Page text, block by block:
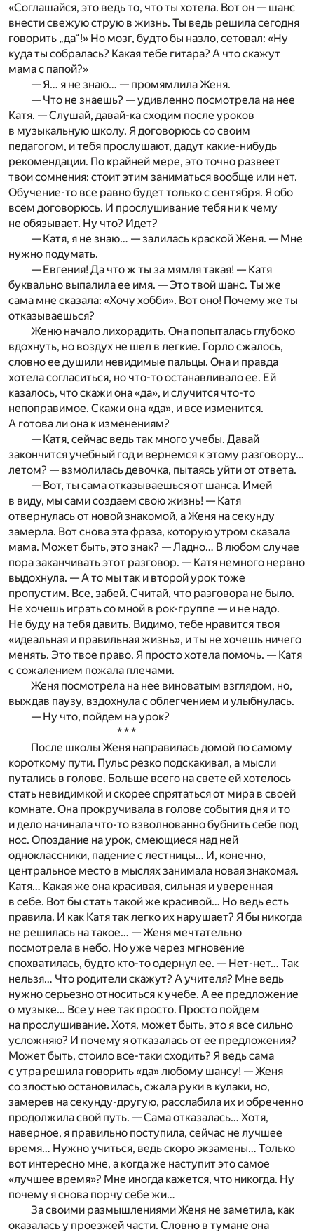
«Соглашайся, это ведь то, что ты хотела. Вот он — шанс
внести свежую струю в жизнь. Ты ведь решила сегодня
говорить „да“!» Но мозг, будто бы назло, сетовал: «Ну
куда ты собралась? Какая тебе гитара? А что скажут
мама с папой?»
— Я… я не знаю… — промямлила Женя.
— Что не знаешь? — удивленно посмотрела на нее
Катя. — Слушай, давай-ка сходим после уроков
в музыкальную школу. Я договорюсь со своим
педагогом, и тебя прослушают, дадут какие-нибудь
рекомендации. По крайней мере, это точно развеет
твои сомнения: стоит этим заниматься вообще или нет.
Обучение-то все равно будет только с сентября. Я обо
всем договорюсь. И прослушивание тебя ни к чему
не обязывает. Ну что? Идет?
— Катя, я не знаю… — залилась краской Женя. — Мне
нужно подумать.
— Евгения! Да что ж ты за мямля такая! — Катя
буквально выпалила ее имя. — Это твой шанс. Ты же
сама мне сказала: «Хочу хобби». Вот оно! Почему же ты
отказываешься?
Женю начало лихорадить. Она попыталась глубоко
вдохнуть, но воздух не шел в легкие. Горло сжалось,
словно ее душили невидимые пальцы. Она и правда
хотела согласиться, но что-то останавливало ее. Ей
казалось, что скажи она «да», и случится что-то
непоправимое. Скажи она «да», и все изменится.
А готова ли она к изменениям?
— Катя, сейчас ведь так много учебы. Давай
закончится учебный год и вернемся к этому разговору…
летом? — взмолилась девочка, пытаясь уйти от ответа.
— Вот, ты сама отказываешься от шанса. Имей
в виду, мы сами создаем свою жизнь! — Катя
отвернулась от новой знакомой, а Женя на секунду
замерла. Вот снова эта фраза, которую утром сказала
мама. Может быть, это знак? — Ладно… В любом случае
пора заканчивать этот разговор. — Катя немного нервно
выдохнула. — А то мы так и второй урок тоже
пропустим. Все, забей. Считай, что разговора не было.
Не хочешь играть со мной в рок-группе — и не надо.
Не буду на тебя давить. Видимо, тебе нравится твоя
«идеальная и правильная жизнь», и ты не хочешь ничего
менять. Это твое право. Я просто хотела помочь. — Катя
с сожалением пожала плечами.
Женя посмотрела на нее виноватым взглядом, но,
выждав паузу, вздохнула с облегчением и улыбнулась.
— Ну что, пойдем на урок?
* * *
После школы Женя направилась домой по самому
короткому пути. Пульс резко подскакивал, а мысли
путались в голове. Больше всего на свете ей хотелось
стать невидимкой и скорее спрятаться от мира в своей
комнате. Она прокручивала в голове события дня и то
и дело начинала что-то взволнованно бубнить себе под
нос. Опоздание на урок, смеющиеся над ней
одноклассники, падение с лестницы… И, конечно,
центральное место в мыслях занимала новая знакомая.
Катя… Какая же она красивая, сильная и уверенная
в себе. Вот бы стать такой же красивой… Но ведь есть
правила. И как Катя так легко их нарушает? Я бы никогда
не решилась на такое… — Женя мечтательно
посмотрела в небо. Но уже через мгновение
спохватилась, будто кто-то одернул ее. — Нет-нет… Так
нельзя… Что родители скажут? А учителя? Мне ведь
нужно серьезно относиться к учебе. А ее предложение
о музыке… Все у нее так просто. Просто пойдем
на прослушивание. Хотя, может быть, это я все сильно
усложняю? И почему я отказалась от ее предложения?
Может быть, стоило все-таки сходить? Я ведь сама
с утра решила говорить «да» любому шансу! — Женя
со злостью остановилась, сжала руки в кулаки, но,
замерев на секунду-другую, расслабила их и обреченно
продолжила свой путь. — Сама отказалась… Хотя,
наверное, я правильно поступила, сейчас не лучшее
время… Нужно учиться, ведь скоро экзамены… Только
вот интересно мне, а когда же наступит это самое
«лучшее время»? Мне иногда кажется, что никогда. Ну
почему я снова порчу себе жи…
За своими размышлениями Женя не заметила, как
оказалась у проезжей части. Словно в тумане она